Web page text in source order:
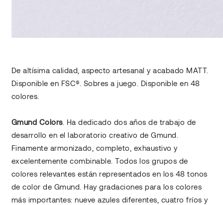
De altísima calidad, aspecto artesanal y acabado MATT.
Disponible en FSC®. Sobres a juego. Disponible en 48
colores.
Gmund Colors. Ha dedicado dos años de trabajo de
desarrollo en el laboratorio creativo de Gmund.
Finamente armonizado, completo, exhaustivo y
excelentemente combinable. Todos los grupos de
colores relevantes están representados en los 48 tonos
de color de Gmund. Hay gradaciones para los colores
más importantes: nueve azules diferentes, cuatro fríos y